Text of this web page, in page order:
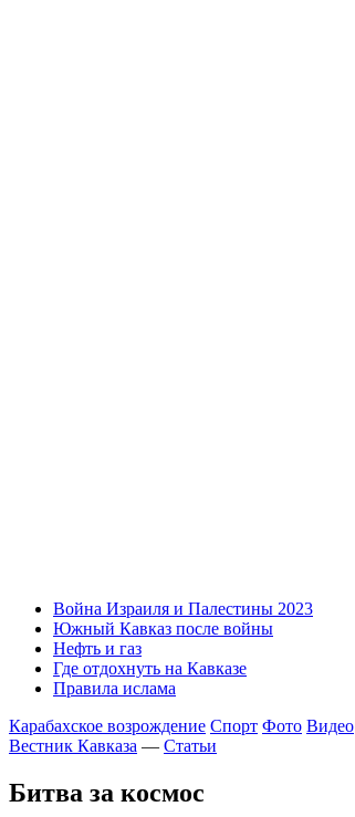
Война Израиля и Палестины 2023
Южный Кавказ после войны
Нефть и газ
Где отдохнуть на Кавказе
Правила ислама
Карабахское возрождение Спорт Фото Видео
Вестник Кавказа — Статьи
Битва за космос